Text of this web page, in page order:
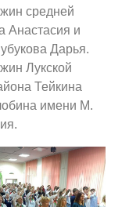
средней
Анастасия и
Дарья.
Лукской
Тейкина
имени М.